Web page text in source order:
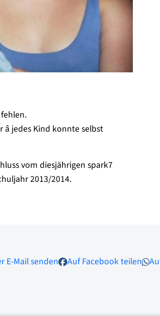
jedes Kind konnte selbst
vom diesjährigen spark7
2013/2014.
E-Mail senden Auf Facebook teilen